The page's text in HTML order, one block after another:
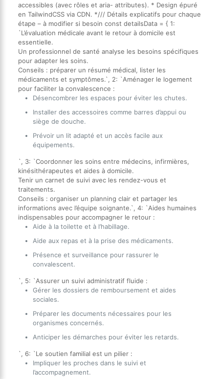
accessibles (avec rôles et aria- attributes). * Design épuré
en TailwindCSS via CDN. */// Détails explicatifs pour chaque
étape – à modifier si besoin const detailsData = { 1:
`L’évaluation médicale avant le retour à domicile est
essentielle.
Un professionnel de santé analyse les besoins spécifiques
pour adapter les soins.
Conseils : préparer un résumé médical, lister les
médicaments et symptômes.`, 2: `Aménager le logement
pour faciliter la convalescence :
Désencombrer les espaces pour éviter les chutes.
Installer des accessoires comme barres d’appui ou
siège de douche.
Prévoir un lit adapté et un accès facile aux
équipements.
`, 3: `Coordonner les soins entre médecins, infirmières,
kinésithérapeutes et aides à domicile.
Tenir un carnet de suivi avec les rendez-vous et
traitements.
Conseils : organiser un planning clair et partager les
informations avec l’équipe soignante.`, 4: `Aides humaines
indispensables pour accompagner le retour :
Aide à la toilette et à l’habillage.
Aide aux repas et à la prise des médicaments.
Présence et surveillance pour rassurer le
convalescent.
`, 5: `Assurer un suivi administratif fluide :
Gérer les dossiers de remboursement et aides
sociales.
Préparer les documents nécessaires pour les
organismes concernés.
Anticiper les démarches pour éviter les retards.
`, 6: `Le soutien familial est un pilier :
Impliquer les proches dans le suivi et
l’accompagnement.